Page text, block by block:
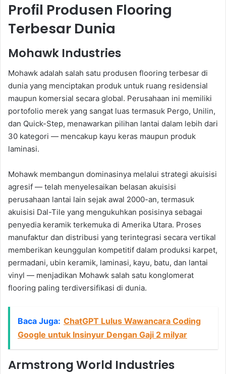
Profil Produsen Flooring
Terbesar Dunia
Mohawk Industries
Mohawk adalah salah satu produsen flooring terbesar di
dunia yang menciptakan produk untuk ruang residensial
maupun komersial secara global. Perusahaan ini memiliki
portofolio merek yang sangat luas termasuk Pergo, Unilin,
dan Quick-Step, menawarkan pilihan lantai dalam lebih dari
30 kategori — mencakup kayu keras maupun produk
laminasi.
Mohawk membangun dominasinya melalui strategi akuisisi
agresif — telah menyelesaikan belasan akuisisi
perusahaan lantai lain sejak awal 2000-an, termasuk
akuisisi Dal-Tile yang mengukuhkan posisinya sebagai
penyedia keramik terkemuka di Amerika Utara. Proses
manufaktur dan distribusi yang terintegrasi secara vertikal
memberikan keunggulan kompetitif dalam produksi karpet,
permadani, ubin keramik, laminasi, kayu, batu, dan lantai
vinyl — menjadikan Mohawk salah satu konglomerat
flooring paling terdiversifikasi di dunia.
Baca Juga: ChatGPT Lulus Wawancara Coding
Google untuk Insinyur Dengan Gaji 2 milyar
Armstrong World Industries